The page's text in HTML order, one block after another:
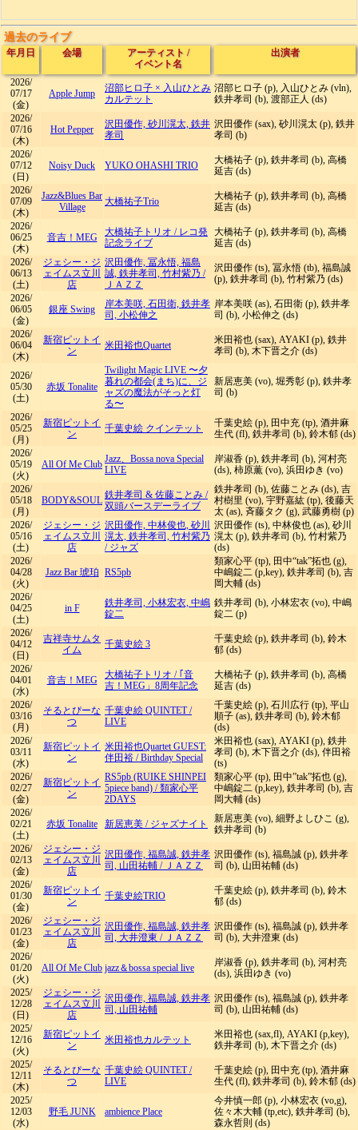
過去のライブ
年月日 会場 アーティスト /
イベント名
出演者
2026/
07/17
(金)
Apple Jump
沼部ヒロ子 × 入山ひとみ
カルテット
沼部ヒロ子 (p), 入山ひとみ (vln),
鉄井孝司 (b), 渡部正人 (ds)
2026/
07/16
(木)
Hot Pepper
沢田優作, 砂川滉太, 鉄井
孝司
沢田優作 (sax), 砂川滉太 (p), 鉄井
孝司 (b)
2026/
07/12
(日)
Noisy Duck YUKO OHASHI TRIO
大橋祐子 (p), 鉄井孝司 (b), 高橋
延吉 (ds)
2026/
07/09
(木)
Jazz&Blues Bar
Village
大橋祐子Trio
大橋祐子 (p), 鉄井孝司 (b), 高橋
延吉 (ds)
2026/
06/25
(木)
音吉！MEG 大橋祐子トリオ / レコ発
記念ライブ
大橋祐子 (p), 鉄井孝司 (b), 高橋
延吉 (ds)
2026/
06/13
(土)
ジェシー・ジ
ェイムス立川
店
沢田優作, 冨永悟, 福島
誠, 鉄井孝司, 竹村紫乃 /
ＪＡＺＺ
沢田優作 (ts), 冨永悟 (tb), 福島誠
(p), 鉄井孝司 (b), 竹村紫乃 (ds)
2026/
06/05
(金)
銀座 Swing
岸本美咲, 石田衛, 鉄井孝
司, 小松伸之
岸本美咲 (as), 石田衛 (p), 鉄井孝
司 (b), 小松伸之 (ds)
2026/
06/04
(木)
新宿ピットイ
ン
米田裕也Quartet
米田裕也 (sax), AYAKI (p), 鉄井
孝司 (b), 木下晋之介 (ds)
2026/
05/30
(土)
赤坂 Tonalite
Twilight Magic LIVE 〜夕
暮れの都会(まち)に、ジ
ャズの魔法がそっと灯
る〜
新居恵美 (vo), 堀秀彰 (p), 鉄井孝
司 (b)
2026/
05/25
(月)
新宿ピットイ
ン
千葉史絵 クインテット
千葉史絵 (p), 田中充 (tp), 酒井麻
生代 (fl), 鉄井孝司 (b), 鈴木郁 (ds)
2026/
05/19
(火)
All Of Me Club Jazz、Bossa nova Special
LIVE
岸淑香 (p), 鉄井孝司 (b), 河村亮
(ds), 柿原薫 (vo), 浜田ゆき (vo)
2026/
05/18
(月)
BODY&SOUL 鉄井孝司 & 佐藤ことみ /
双頭バースデーライブ
鉄井孝司 (b), 佐藤ことみ (ds), 吉
村樹里 (vo), 宇野嘉紘 (tp), 後藤天
太 (as), 斉藤タク (g), 武藤勇樹 (p)
2026/
05/16
(土)
ジェシー・ジ
ェイムス立川
店
沢田優作, 中林俊也, 砂川
滉太, 鉄井孝司, 竹村紫乃
/ ジャズ
沢田優作 (ts), 中林俊也 (as), 砂川
滉太 (p), 鉄井孝司 (b), 竹村紫乃
(ds)
2026/
04/28
(火)
Jazz Bar 琥珀 RS5pb
類家心平 (tp), 田中“tak”拓也 (g),
中嶋錠二 (p,key), 鉄井孝司 (b), 吉
岡大輔 (ds)
2026/
04/25
(土)
in F
鉄井孝司, 小林宏衣, 中嶋
錠二
鉄井孝司 (b), 小林宏衣 (vo), 中嶋
錠二 (p)
2026/
04/12
(日)
吉祥寺サムタ
イム
千葉史絵 3
千葉史絵 (p), 鉄井孝司 (b), 鈴木
郁 (ds)
2026/
04/01
(水)
音吉！MEG 大橋祐子トリオ / ｢音
吉！MEG」8周年記念
大橋祐子 (p), 鉄井孝司 (b), 高橋
延吉 (ds)
2026/
03/16
(月)
そるとぴーな
つ
千葉史絵 QUINTET/
LIVE
千葉史絵 (p), 石川広行 (tp), 平山
順子 (as), 鉄井孝司 (b), 鈴木郁
(ds)
2026/
03/11
(水)
新宿ピットイ
ン
米田裕也Quartet GUEST:
伴田裕 /Birthday Special
米田裕也 (sax), AYAKI (p), 鉄井
孝司 (b), 木下晋之介 (ds), 伴田裕
(ts)
2026/
02/27
(金)
新宿ピットイ
ン
RS5pb (RUIKE SHINPEI
5piece band) /類家心平
2DAYS
類家心平 (tp), 田中”tak”拓也 (g),
中嶋錠二 (p,key), 鉄井孝司 (b), 吉
岡大輔 (ds)
2026/
02/21
(土)
赤坂 Tonalite 新居恵美 / ジャズナイト
新居恵美 (vo), 細野よしひこ (g),
鉄井孝司 (b)
2026/
02/13
(金)
ジェシー・ジ
ェイムス立川
店
沢田優作, 福島誠, 鉄井孝
司, 山田祐輔 / ＪＡＺＺ
沢田優作 (ts), 福島誠 (p), 鉄井孝
司 (b), 山田祐輔 (ds)
2026/
01/30
(金)
新宿ピットイ
ン
千葉史絵TRIO
千葉史絵 (p), 鉄井孝司 (b), 鈴木
郁 (ds)
2026/
01/23
(金)
ジェシー・ジ
ェイムス立川
店
沢田優作, 福島誠, 鉄井孝
司, 大井澄東 / ＪＡＺＺ
沢田優作 (ts), 福島誠 (p), 鉄井孝
司 (b), 大井澄東 (ds)
2026/
01/20
(火)
All Of Me Club jazz＆bossa special live
岸淑香 (p), 鉄井孝司 (b), 河村亮
(ds), 浜田ゆき (vo)
2025/
12/28
(日)
ジェシー・ジ
ェイムス立川
店
沢田優作, 福島誠, 鉄井孝
司, 山田祐輔
沢田優作 (ts), 福島誠 (p), 鉄井孝
司 (b), 山田祐輔 (ds)
2025/
12/16
(火)
新宿ピットイ
ン
米田裕也カルテット
米田裕也 (sax,fl), AYAKI (p,key),
鉄井孝司 (b), 木下晋之介 (ds)
2025/
12/11
(木)
そるとぴーな
つ
千葉史絵 QUINTET/
LIVE
千葉史絵 (p), 田中充 (tp), 酒井麻
生代 (fl), 鉄井孝司 (b), 鈴木郁 (ds)
2025/
12/03
(水)
野毛 JUNK ambience Place
今井慎一郎 (p), 小林宏衣 (vo,g),
佐々木大輔 (tp,etc), 鉄井孝司 (b),
森永哲則 (ds)